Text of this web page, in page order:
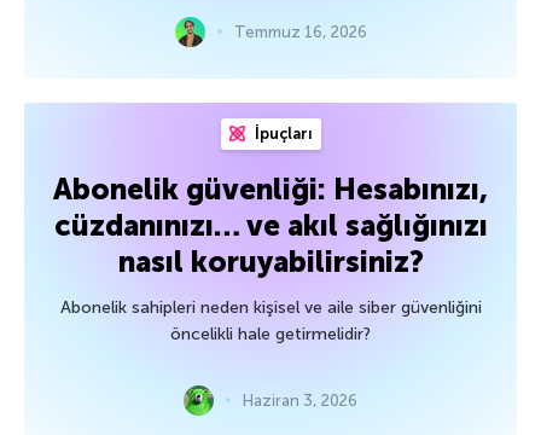
Temmuz 16, 2026
İpuçları
Abonelik güvenliği: Hesabınızı,
cüzdanınızı… ve akıl sağlığınızı
nasıl koruyabilirsiniz?
Abonelik sahipleri neden kişisel ve aile siber güvenliğini
öncelikli hale getirmelidir?
Haziran 3, 2026